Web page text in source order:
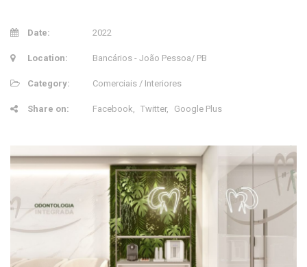
Date: 2022
Location: Bancários - João Pessoa/ PB
Category: Comerciais / Interiores
Share on: Facebook Twitter Google Plus